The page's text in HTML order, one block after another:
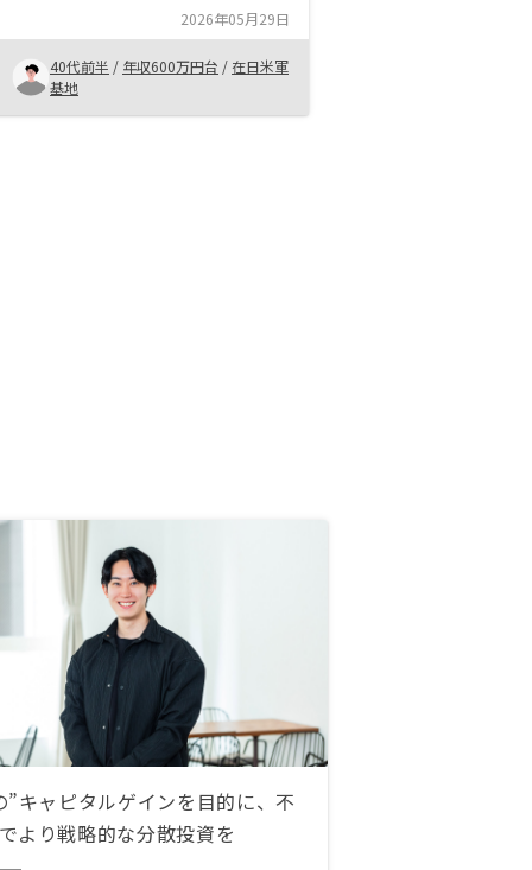
が求めている条件に合った物件を紹
介してくれました。 物件の情報や
契約の条件などもよいものだと思え
たので購入にいたりました。
2026年05月29日
40代前半 / 年収600万円台 / 在日米軍
基地
”キャピタルゲインを目的に、不
より戦略的な分散投資を